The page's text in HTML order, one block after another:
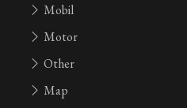
Mobil
Motor
Other
Map